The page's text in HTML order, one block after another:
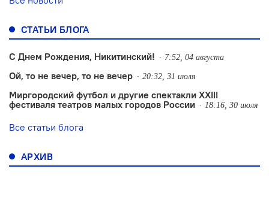
СТАТЬИ БЛОГА
С Днем Рождения, Никитинский! 7:52, 04 августа
Ой, то не вечер, то не вечер 20:32, 31 июля
Миргородский футбол и другие спектакли XXIII
фестиваля театров малых городов России
18:16, 30 июля
Все статьи блога
АРХИВ